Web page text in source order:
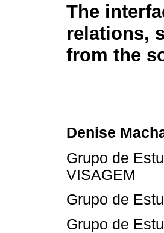
The
relations,
from the
Denise
Grupo de
VISAGEM
Grupo de
Grupo de